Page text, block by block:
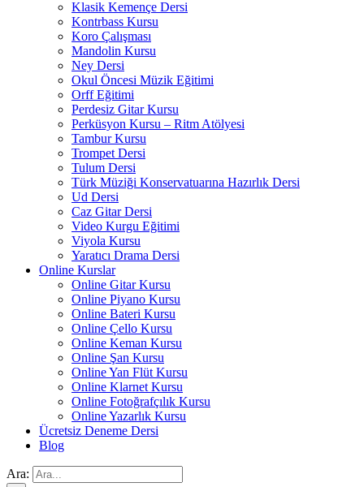
Klasik Kemençe Dersi
Kontrbass Kursu
Koro Çalışması
Mandolin Kursu
Ney Dersi
Okul Öncesi Müzik Eğitimi
Orff Eğitimi
Perdesiz Gitar Kursu
Perküsyon Kursu – Ritm Atölyesi
Tambur Kursu
Trompet Dersi
Tulum Dersi
Türk Müziği Konservatuarına Hazırlık Dersi
Ud Dersi
Caz Gitar Dersi
Video Kurgu Eğitimi
Viyola Kursu
Yaratıcı Drama Dersi
Online Kurslar
Online Gitar Kursu
Online Piyano Kursu
Online Bateri Kursu
Online Çello Kursu
Online Keman Kursu
Online Şan Kursu
Online Yan Flüt Kursu
Online Klarnet Kursu
Online Fotoğrafçılık Kursu
Online Yazarlık Kursu
Ücretsiz Deneme Dersi
Blog
Ara: